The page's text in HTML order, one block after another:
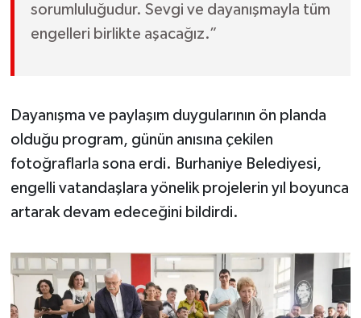
sorumluluğudur. Sevgi ve dayanışmayla tüm
engelleri birlikte aşacağız.”
Dayanışma ve paylaşım duygularının ön planda
olduğu program, günün anısına çekilen
fotoğraflarla sona erdi. Burhaniye Belediyesi,
engelli vatandaşlara yönelik projelerin yıl boyunca
artarak devam edeceğini bildirdi.